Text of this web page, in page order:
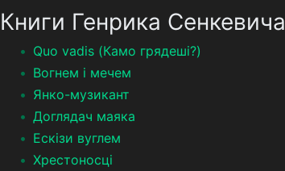
Книги Генрика Сенкевича
Quo vadis (Камо грядеші?)
Вогнем і мечем
Янко-музикант
Доглядач маяка
Ескізи вуглем
Хрестоносці